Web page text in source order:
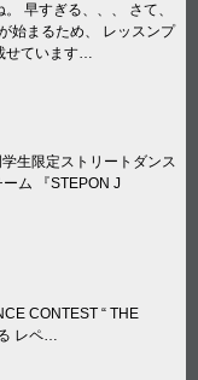
早すぎる、、、 さて、
始まるため、 レッスンプ
せています…
生限定ストリートダンス
ーム 『STEPON J
CONTEST “ THE
レペ…